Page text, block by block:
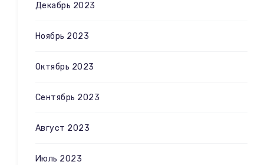
Декабрь 2023
Ноябрь 2023
Октябрь 2023
Сентябрь 2023
Август 2023
Июль 2023